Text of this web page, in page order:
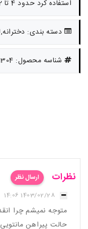
استفاده کرد حدود 4 تا 12 سال
دسته بندی:
شناسه محصول: 1304
نظرات
ارسال نظر
1403/02/28 14:06
متوجه نمیشم چرا